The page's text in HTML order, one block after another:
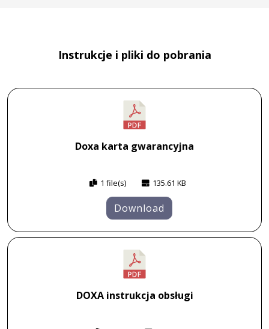
Instrukcje i pliki do pobrania
Doxa karta gwarancyjna
1 file(s) 135.61 KB
Download
DOXA instrukcja obsługi